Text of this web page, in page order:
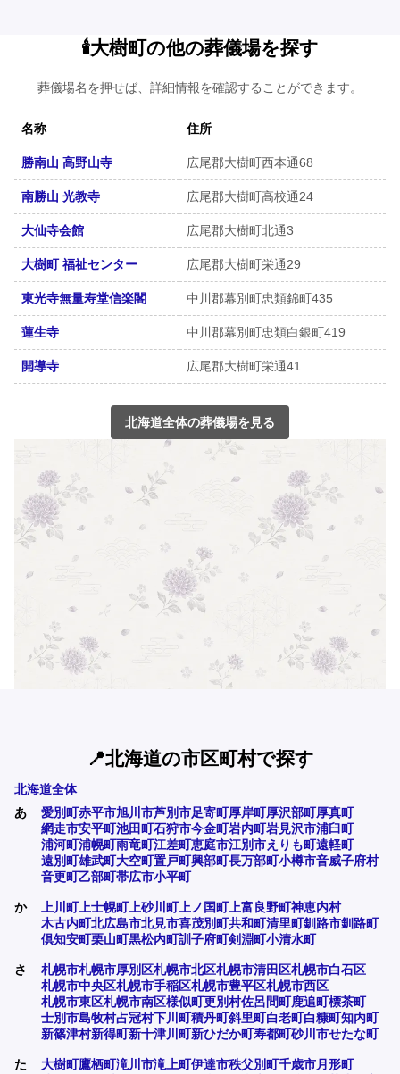
🕯️大樹町の他の葬儀場を探す
葬儀場名を押せば、詳細情報を確認することができます。
名称 住所
勝南山 高野山寺 広尾郡大樹町西本通68
南勝山 光教寺 広尾郡大樹町高校通24
大仙寺会館 広尾郡大樹町北通3
大樹町 福祉センター 広尾郡大樹町栄通29
東光寺無量寿堂信楽閣 中川郡幕別町忠類錦町435
蓮生寺 中川郡幕別町忠類白銀町419
開導寺 広尾郡大樹町栄通41
北海道全体の葬儀場を見る
📍北海道の市区町村で探す
北海道全体
あ
愛別町赤平市旭川市芦別市足寄町厚岸町厚沢部町厚真町
網走市安平町池田町石狩市今金町岩内町岩見沢市浦臼町
浦河町浦幌町雨竜町江差町恵庭市江別市えりも町遠軽町
遠別町雄武町大空町置戸町興部町長万部町小樽市音威子府村
音更町乙部町帯広市小平町
か 上川町上士幌町上砂川町上ノ国町上富良野町神恵内村
木古内町北広島市北見市喜茂別町共和町清里町釧路市釧路町
倶知安町栗山町黒松内町訓子府町剣淵町小清水町
さ 札幌市札幌市厚別区札幌市北区札幌市清田区札幌市白石区
札幌市中央区札幌市手稲区札幌市豊平区札幌市西区
札幌市東区札幌市南区様似町更別村佐呂間町鹿追町標茶町
士別市島牧村占冠村下川町積丹町斜里町白老町白糠町知内町
新篠津村新得町新十津川町新ひだか町寿都町砂川市せたな町
た 大樹町鷹栖町滝川市滝上町伊達市秩父別町千歳市月形町